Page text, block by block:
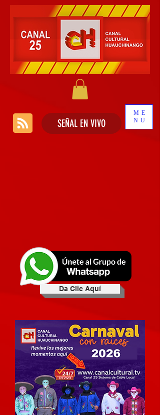
ME
NU
SEÑAL EN VIVO
Da Clic Aquí